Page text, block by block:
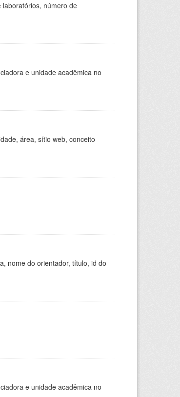
número de
e unidade acadêmica no
área, sítio web, conceito
nome do orientador, título, id do
e unidade acadêmica no